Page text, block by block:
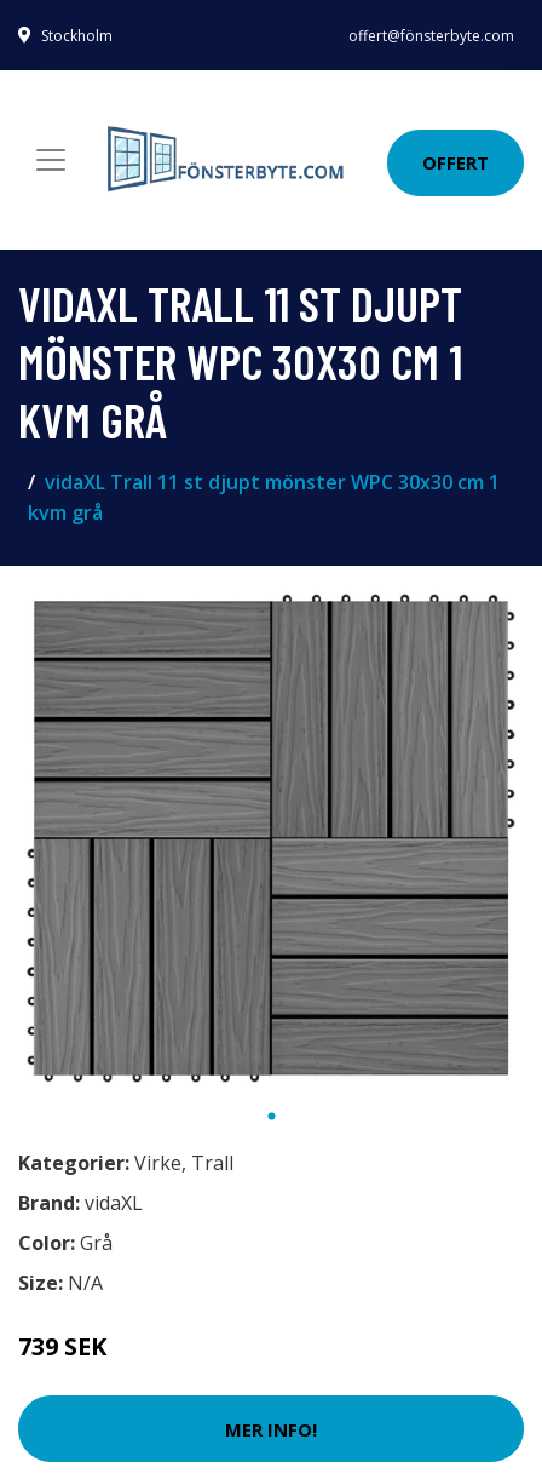
Stockholm offert@fönsterbyte.com
OFFERT
VIDAXL TRALL 11 ST DJUPT
MÖNSTER WPC 30X30 CM 1
KVM GRÅ
vidaXL Trall 11 st djupt mönster WPC 30x30 cm 1
kvm grå
Kategorier:Virke, Trall
Brand:vidaXL
Color:Grå
Size: N/A
739 SEK
MER INFO!